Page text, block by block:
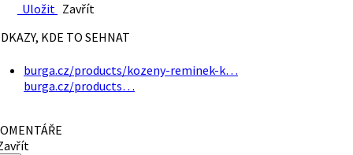
Uložit Zavřít
KDE TO SEHNAT
burga.cz/products/kozeny-reminek-k…
burga.cz/products…